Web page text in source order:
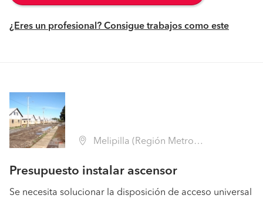
¿Eres un profesional? Consigue trabajos como este
Melipilla (Región Metropolitana - Melipilla)
Presupuesto instalar ascensor
Se necesita solucionar la disposición de acceso universal